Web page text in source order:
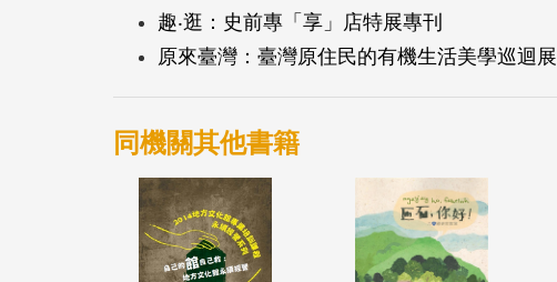
趣‧逛：史前專「享」店特展專刊
原來臺灣：臺灣原住民的有機生活美學巡迴展
同機關其他書籍